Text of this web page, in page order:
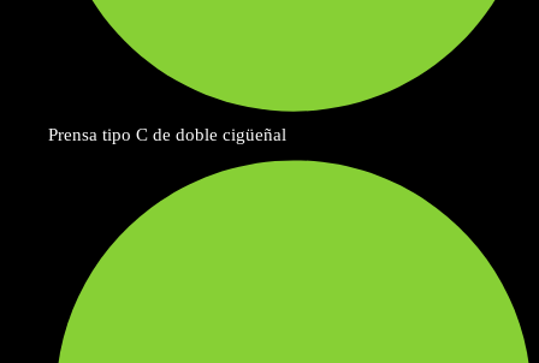
Prensa tipo C de doble cigüeñal